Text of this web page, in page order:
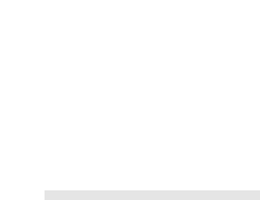
variations.